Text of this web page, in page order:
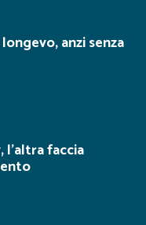
anzi senza
l’altra faccia